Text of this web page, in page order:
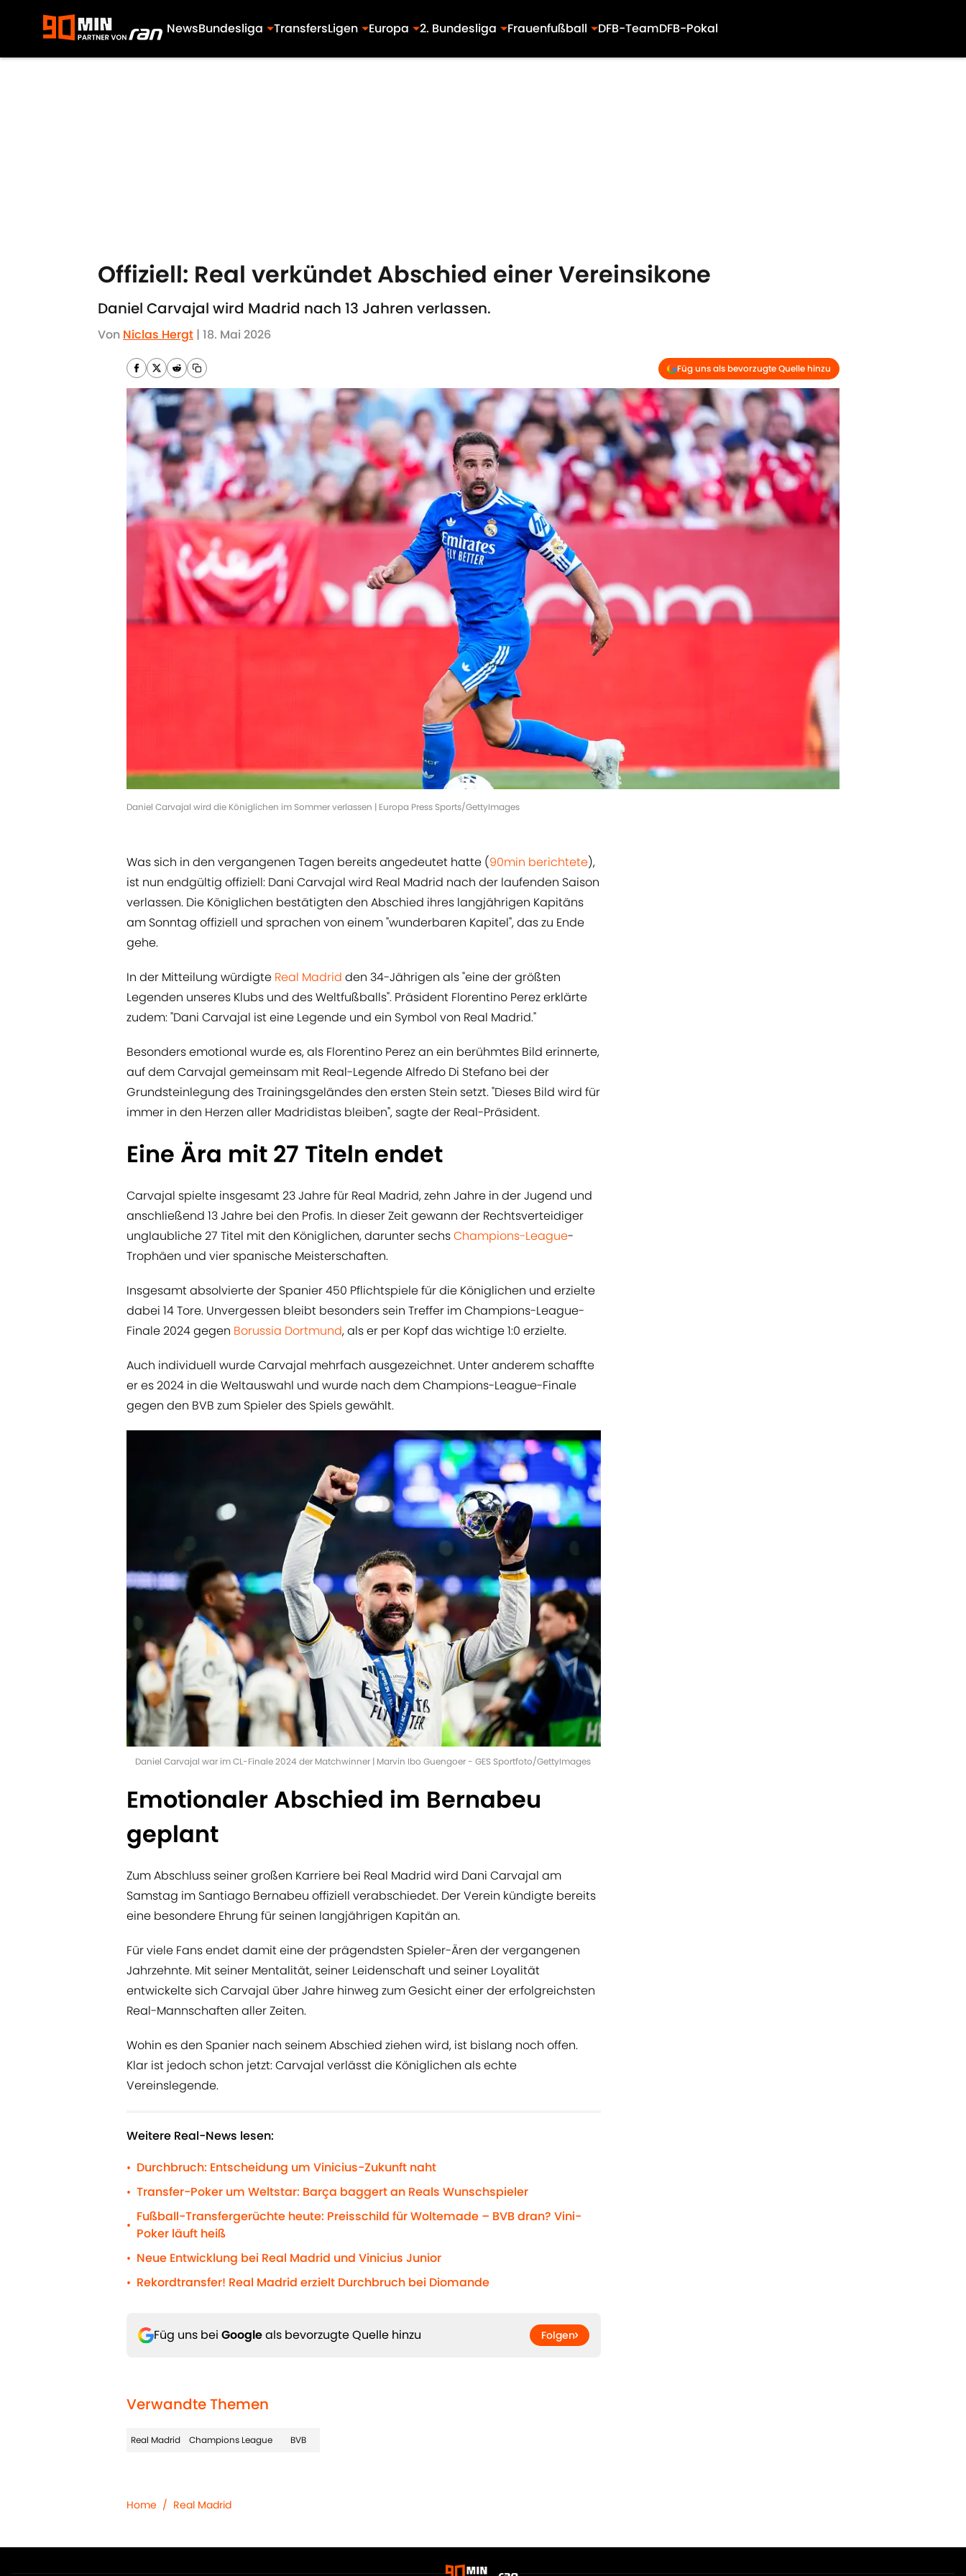
NewsBundesliga TransfersLigen Europa 2. Bundesliga Frauenfußball DFB-TeamDFB-Pokal
Offiziell: Real verkündet Abschied einer Vereinsikone
Daniel Carvajal wird Madrid nach 13 Jahren verlassen.
Von Niclas Hergt | 18. Mai 2026
Füg uns als bevorzugte Quelle hinzu
Daniel Carvajal wird die Königlichen im Sommer verlassen | Europa Press Sports/GettyImages
Was sich in den vergangenen Tagen bereits angedeutet hatte (90min berichtete),
ist nun endgültig offiziell: Dani Carvajal wird Real Madrid nach der laufenden Saison
verlassen. Die Königlichen bestätigten den Abschied ihres langjährigen Kapitäns
am Sonntag offiziell und sprachen von einem "wunderbaren Kapitel", das zu Ende
gehe.
In der Mitteilung würdigte Real Madrid den 34-Jährigen als "eine der größten
Legenden unseres Klubs und des Weltfußballs". Präsident Florentino Perez erklärte
zudem: "Dani Carvajal ist eine Legende und ein Symbol von Real Madrid."
Besonders emotional wurde es, als Florentino Perez an ein berühmtes Bild erinnerte,
auf dem Carvajal gemeinsam mit Real-Legende Alfredo Di Stefano bei der
Grundsteinlegung des Trainingsgeländes den ersten Stein setzt. "Dieses Bild wird für
immer in den Herzen aller Madridistas bleiben", sagte der Real-Präsident.
Eine Ära mit 27 Titeln endet
Carvajal spielte insgesamt 23 Jahre für Real Madrid, zehn Jahre in der Jugend und
anschließend 13 Jahre bei den Profis. In dieser Zeit gewann der Rechtsverteidiger
unglaubliche 27 Titel mit den Königlichen, darunter sechsChampions-League-
Trophäen und vier spanische Meisterschaften.
Insgesamt absolvierte der Spanier 450 Pflichtspiele für die Königlichen und erzielte
dabei 14 Tore. Unvergessen bleibt besonders sein Treffer im Champions-League-
Finale 2024 gegen Borussia Dortmund, als er per Kopf das wichtige 1:0 erzielte.
Auch individuell wurde Carvajal mehrfach ausgezeichnet. Unter anderem schaffte
er es 2024 in die Weltauswahl und wurde nach dem Champions-League-Finale
gegen den BVB zum Spieler des Spiels gewählt.
Daniel Carvajal war im CL-Finale 2024 der Matchwinner | Marvin Ibo Guengoer - GES Sportfoto/GettyImages
Emotionaler Abschied im Bernabeu
geplant
Zum Abschluss seiner großen Karriere bei Real Madrid wird Dani Carvajal am
Samstag im Santiago Bernabeu offiziell verabschiedet. Der Verein kündigte bereits
eine besondere Ehrung für seinen langjährigen Kapitän an.
Für viele Fans endet damit eine der prägendsten Spieler-Ären der vergangenen
Jahrzehnte. Mit seiner Mentalität, seiner Leidenschaft und seiner Loyalität
entwickelte sich Carvajal über Jahre hinweg zum Gesicht einer der erfolgreichsten
Real-Mannschaften aller Zeiten.
Wohin es den Spanier nach seinem Abschied ziehen wird, ist bislang noch offen.
Klar ist jedoch schon jetzt: Carvajal verlässt die Königlichen als echte
Vereinslegende.
Weitere Real-News lesen:
• Durchbruch: Entscheidung um Vinicius-Zukunft naht
• Transfer-Poker um Weltstar: Barça baggert an Reals Wunschspieler
•
Fußball-Transfergerüchte heute: Preisschild für Woltemade – BVB dran? Vini-
Poker läuft heiß
• Neue Entwicklung bei Real Madrid und Vinicius Junior
• Rekordtransfer! Real Madrid erzielt Durchbruch bei Diomande
Füg uns bei Googleals bevorzugte Quelle hinzu Folgen
Verwandte Themen
Real Madrid Champions League BVB
Home / Real Madrid